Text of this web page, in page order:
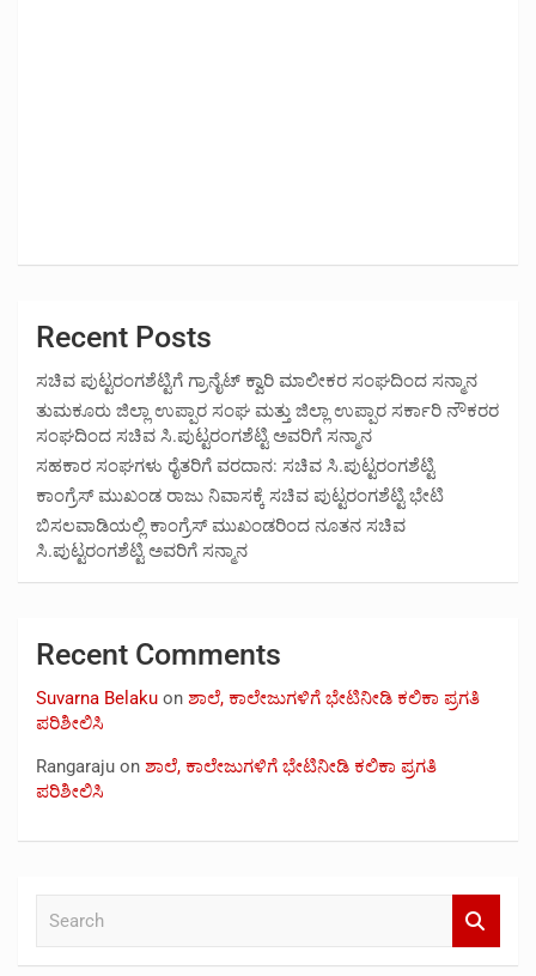
Recent Posts
ಸಚಿವ ಪುಟ್ಟರಂಗಶೆಟ್ಟಿಗೆ ಗ್ರಾನೈಟ್ ಕ್ವಾರಿ ಮಾಲೀಕರ ಸಂಘದಿಂದ ಸನ್ಮಾನ
ತುಮಕೂರು ಜಿಲ್ಲಾ ಉಪ್ಪಾರ ಸಂಘ ಮತ್ತು ಜಿಲ್ಲಾ ಉಪ್ಪಾರ ಸರ್ಕಾರಿ ನೌಕರರ
ಸಂಘದಿಂದ ಸಚಿವ ಸಿ.ಪುಟ್ಟರಂಗಶೆಟ್ಟಿ ಅವರಿಗೆ ಸನ್ಮಾನ
ಸಹಕಾರ ಸಂಘಗಳು ರೈತರಿಗೆ ವರದಾನ: ಸಚಿವ ಸಿ.ಪುಟ್ಟರಂಗಶೆಟ್ಟಿ
ಕಾಂಗ್ರೆಸ್ ಮುಖಂಡ ರಾಜು ನಿವಾಸಕ್ಕೆ ಸಚಿವ ಪುಟ್ಟರಂಗಶೆಟ್ಟಿ ಭೇಟಿ
ಬಿಸಲವಾಡಿಯಲ್ಲಿ ಕಾಂಗ್ರೆಸ್ ಮುಖಂಡರಿಂದ ನೂತನ ಸಚಿವ
ಸಿ.ಪುಟ್ಟರಂಗಶೆಟ್ಟಿ ಅವರಿಗೆ ಸನ್ಮಾನ
Recent Comments
Suvarna Belaku on ಶಾಲೆ, ಕಾಲೇಜುಗಳಿಗೆ ಭೇಟಿನೀಡಿ ಕಲಿಕಾ ಪ್ರಗತಿ
ಪರಿಶೀಲಿಸಿ
Rangaraju on ಶಾಲೆ, ಕಾಲೇಜುಗಳಿಗೆ ಭೇಟಿನೀಡಿ ಕಲಿಕಾ ಪ್ರಗತಿ
ಪರಿಶೀಲಿಸಿ